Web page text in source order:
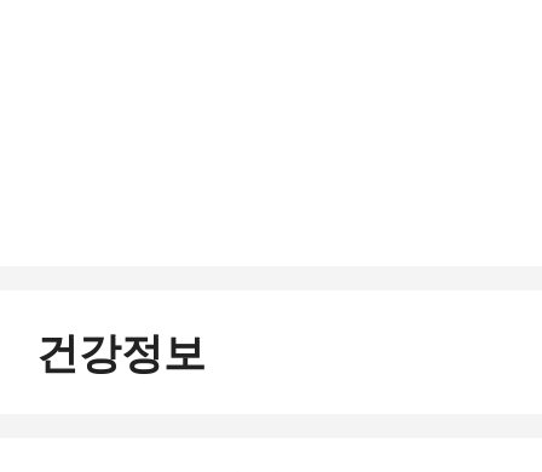
건강정보